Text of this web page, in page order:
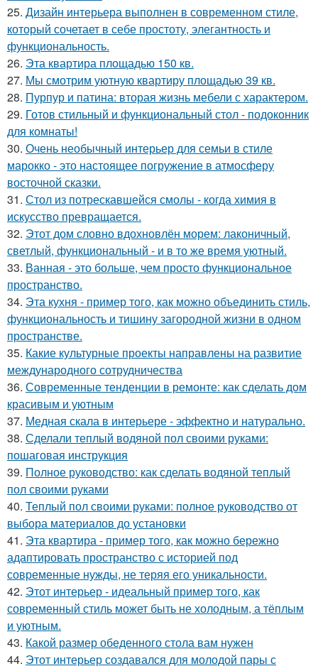
25. Дизайн интерьера выполнен в современном стиле,
который сочетает в себе простоту, элегантность и
функциональность.
26. Эта квартира площадью 150 кв.
27. Мы смотрим уютную квартиру площадью 39 кв.
28. Пурпур и патина: вторая жизнь мебели с характером.
29. Готов стильный и функциональный стол - подоконник
для комнаты!
30. Очень необычный интерьер для семьи в стиле
марокко - это настоящее погружение в атмосферу
восточной сказки.
31. Стол из потрескавшейся смолы - когда химия в
искусство превращается.
32. Этот дом словно вдохновлён морем: лаконичный,
светлый, функциональный - и в то же время уютный.
33. Ванная - это больше, чем просто функциональное
пространство.
34. Эта кухня - пример того, как можно объединить стиль,
функциональность и тишину загородной жизни в одном
пространстве.
35. Какие культурные проекты направлены на развитие
международного сотрудничества
36. Современные тенденции в ремонте: как сделать дом
красивым и уютным
37. Медная скала в интерьере - эффектно и натурально.
38. Сделали теплый водяной пол своими руками:
пошаговая инструкция
39. Полное руководство: как сделать водяной теплый
пол своими руками
40. Теплый пол своими руками: полное руководство от
выбора материалов до установки
41. Эта квартира - пример того, как можно бережно
адаптировать пространство с историей под
современные нужды, не теряя его уникальности.
42. Этот интерьер - идеальный пример того, как
современный стиль может быть не холодным, а тёплым
и уютным.
43. Какой размер обеденного стола вам нужен
44. Этот интерьер создавался для молодой пары с